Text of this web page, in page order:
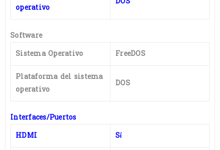
operativo
Software
Sistema Operativo
FreeDOS
Plataforma del sistema
operativo
DOS
Interfaces/Puertos
HDMI
Sí